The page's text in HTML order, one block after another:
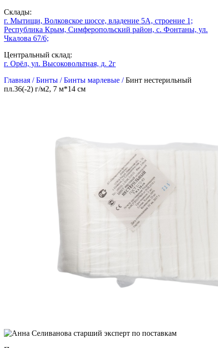
Склады:
г. Мытищи, Волковское шоссе, владение 5А, строение 1;
Республика Крым, Симферопольский район, с. Фонтаны, ул.
Чкалова 67/6;
Центральный склад:
г. Орёл, ул. Высоковольтная, д. 2г
Главная /Бинты /Бинты марлевые /Бинт нестерильный
пл.36(-2) г/м2, 7 м*14 см